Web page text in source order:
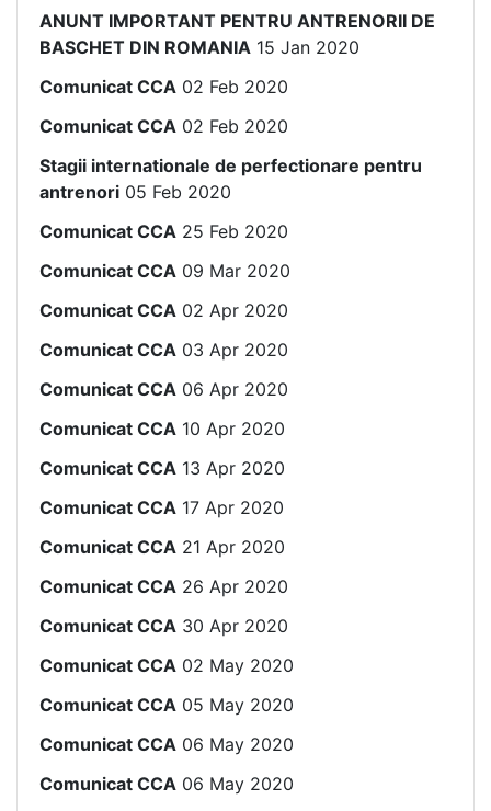
ANUNT IMPORTANT PENTRU ANTRENORII DE
BASCHET DIN ROMANIA 15 Jan 2020
Comunicat CCA 02 Feb 2020
Comunicat CCA 02 Feb 2020
Stagii internationale de perfectionare pentru
antrenori 05 Feb 2020
Comunicat CCA 25 Feb 2020
Comunicat CCA 09 Mar 2020
Comunicat CCA 02 Apr 2020
Comunicat CCA 03 Apr 2020
Comunicat CCA 06 Apr 2020
Comunicat CCA 10 Apr 2020
Comunicat CCA 13 Apr 2020
Comunicat CCA 17 Apr 2020
Comunicat CCA 21 Apr 2020
Comunicat CCA 26 Apr 2020
Comunicat CCA 30 Apr 2020
Comunicat CCA 02 May 2020
Comunicat CCA 05 May 2020
Comunicat CCA 06 May 2020
Comunicat CCA 06 May 2020